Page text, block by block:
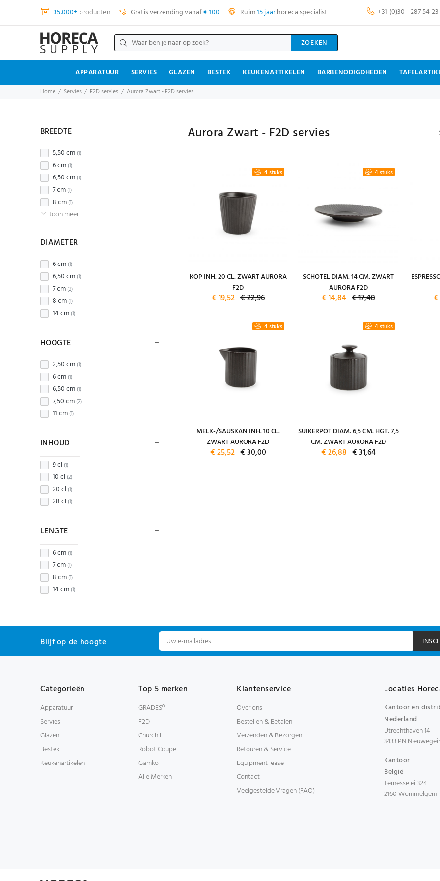
35.000+ producten Gratis verzending vanaf€ 100 Ruim15 jaarhoreca specialist +31 (0)30 - 287 54 23
ZOEKEN
APPARATUUR SERVIES GLAZEN BESTEK KEUKENARTIKELEN BARBENODIGDHEDEN
Home Servies F2D servies Aurora Zwart - F2D servies
BREEDTE
5,50 cm (1)
6 cm (1)
6,50 cm (1)
7 cm (1)
8 cm (1)
toon meer
DIAMETER
6 cm (1)
6,50 cm (1)
7 cm (2)
8 cm (1)
14 cm (1)
HOOGTE
2,50 cm (1)
6 cm (1)
6,50 cm (1)
7,50 cm (2)
11 cm (1)
INHOUD
9 cl (1)
10 cl (2)
20 cl (1)
28 cl (1)
LENGTE
6 cm (1)
7 cm (1)
8 cm (1)
14 cm (1)
Aurora Zwart - F2D servies
4 stuks
KOP INH. 20 CL. ZWART AURORA
F2D
€ 19,52 € 22,96
4 stuks
SCHOTEL DIAM. 14 CM. ZWART
AURORA F2D
€ 14,84 € 17,48 €
4 stuks
MELK-/SAUSKAN INH. 10 CL.
ZWART AURORA F2D
€ 25,52 € 30,00
4 stuks
SUIKERPOT DIAM. 6,5 CM. HGT. 7,5
CM. ZWART AURORA F2D
€ 26,88 € 31,64
Blijf op de hoogte
Categorieën
Apparatuur
Servies
Glazen
Bestek
Keukenartikelen
Top 5 merken
GRADESº
F2D
Churchill
Robot Coupe
Gamko
Alle Merken
Klantenservice
Over ons
Bestellen & Betalen
Verzenden & Bezorgen
Retouren & Service
Equipment lease
Contact
Veelgestelde Vragen (FAQ)
Locaties
Kantoor en
Nederland
Utrechthaven 14
3433 PN
Kantoor
België
Ternesselei 324
2160 Wommelgem